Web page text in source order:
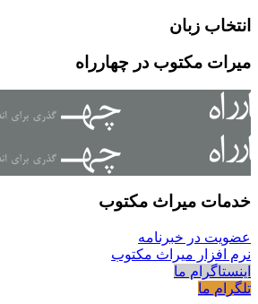
انتخاب زبان
میرات مکتوب در چهارراه
خدمات میراث مکتوب
عضویت در خبرنامه
نرم افزار میراث مکتوب
اینستاگرام ما
تلگرام ما